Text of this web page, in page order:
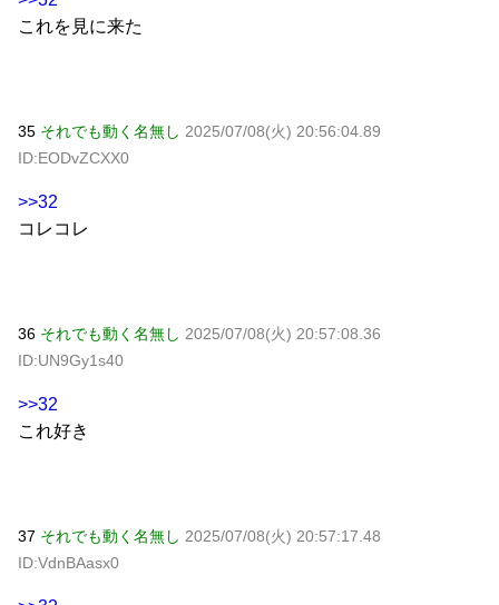
これを見に来た
35 それでも動く名無し 2025/07/08(火) 20:56:04.89
ID:EODvZCXX0
>>32
コレコレ
36 それでも動く名無し 2025/07/08(火) 20:57:08.36
ID:UN9Gy1s40
>>32
これ好き
37 それでも動く名無し 2025/07/08(火) 20:57:17.48
ID:VdnBAasx0